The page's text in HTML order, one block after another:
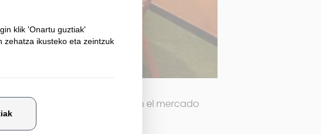
promocionar el destino en el mercado